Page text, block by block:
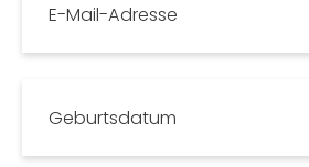
E-Mail-Adresse
Geburtsdatum